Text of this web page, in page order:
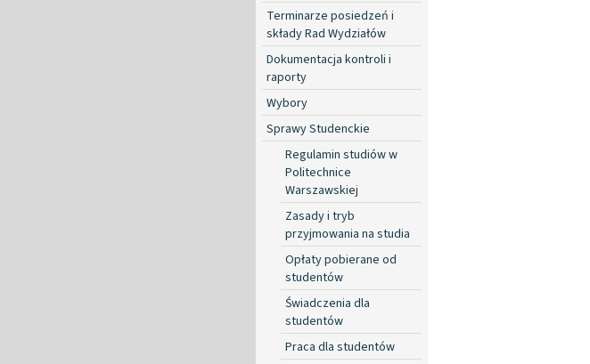
Terminarze posiedzeń i
składy Rad Wydziałów
Dokumentacja kontroli i
raporty
Wybory
Sprawy Studenckie
Regulamin studiów w
Politechnice
Warszawskiej
Zasady i tryb
przyjmowania na studia
Opłaty pobierane od
studentów
Świadczenia dla
studentów
Praca dla studentów